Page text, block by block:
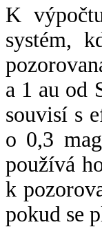
K
systém,
a 1 au od
souvisí s
o 0,3
používá
k
pokud se